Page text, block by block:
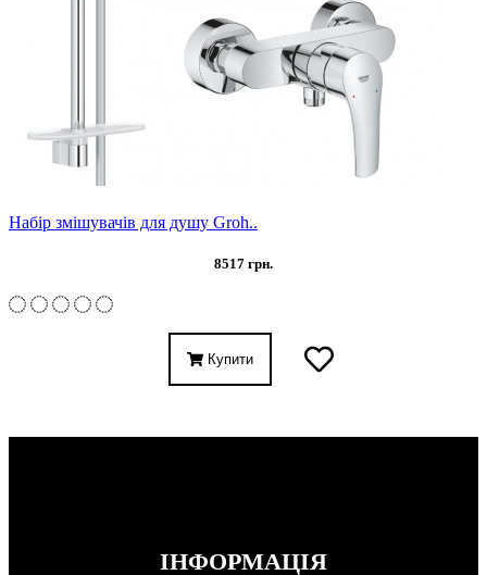
Набір змішувачів для душу Groh..
8517 грн.
Купити
ІНФОРМАЦІЯ